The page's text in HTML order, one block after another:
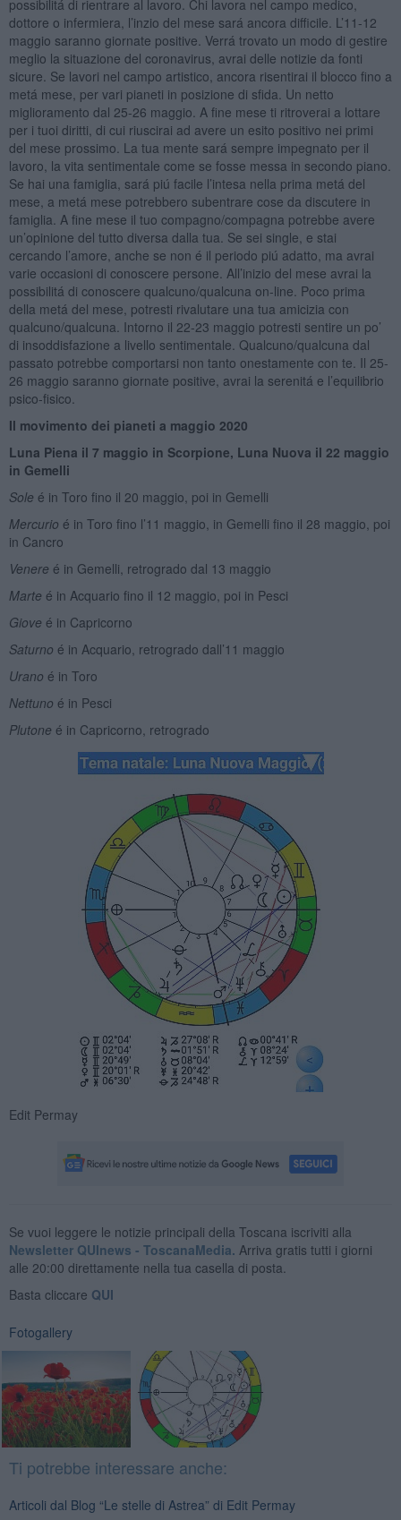
possibilitá di rientrare al lavoro. Chi lavora nel campo medico,
dottore o infermiera, l’inzio del mese sará ancora difficile. L’11-12
maggio saranno giornate positive. Verrá trovato un modo di gestire
meglio la situazione del coronavirus, avrai delle notizie da fonti
sicure. Se lavori nel campo artistico, ancora risentirai il blocco fino a
metá mese, per vari pianeti in posizione di sfida. Un netto
miglioramento dal 25-26 maggio. A fine mese ti ritroverai a lottare
per i tuoi diritti, di cui riuscirai ad avere un esito positivo nei primi
del mese prossimo. La tua mente sará sempre impegnato per il
lavoro, la vita sentimentale come se fosse messa in secondo piano.
Se hai una famiglia, sará piú facile l’intesa nella prima metá del
mese, a metá mese potrebbero subentrare cose da discutere in
famiglia. A fine mese il tuo compagno/compagna potrebbe avere
un’opinione del tutto diversa dalla tua. Se sei single, e stai
cercando l’amore, anche se non é il periodo piú adatto, ma avrai
varie occasioni di conoscere persone. All’inizio del mese avrai la
possibilitá di conoscere qualcuno/qualcuna on-line. Poco prima
della metá del mese, potresti rivalutare una tua amicizia con
qualcuno/qualcuna. Intorno il 22-23 maggio potresti sentire un po’
di insoddisfazione a livello sentimentale. Qualcuno/qualcuna dal
passato potrebbe comportarsi non tanto onestamente con te. Il 25-
26 maggio saranno giornate positive, avrai la serenitá e l’equilibrio
psico-fisico.
Il movimento dei pianeti a maggio 2020
Luna Piena il 7 maggio in Scorpione, Luna Nuova il 22 maggio
in Gemelli
Sole é in Toro fino il 20 maggio, poi in Gemelli
Mercurio é in Toro fino l’11 maggio, in Gemelli fino il 28 maggio, poi
in Cancro
Venere é in Gemelli, retrogrado dal 13 maggio
Marte é in Acquario fino il 12 maggio, poi in Pesci
Giove é in Capricorno
Saturno é in Acquario, retrogrado dall’11 maggio
Urano é in Toro
Nettuno é in Pesci
Plutone é in Capricorno, retrogrado
Edit Permay
Se vuoi leggere le notizie principali della Toscana iscriviti alla
Newsletter QUInews - ToscanaMedia. Arriva gratis tutti i giorni
alle 20:00 direttamente nella tua casella di posta.
Basta cliccare QUI
Fotogallery
Ti potrebbe interessare anche:
Articoli dal Blog “Le stelle di Astrea” di Edit Permay